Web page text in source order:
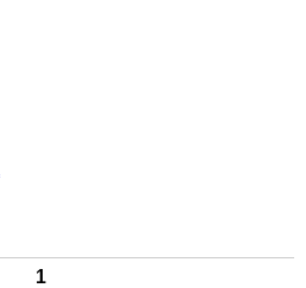
1